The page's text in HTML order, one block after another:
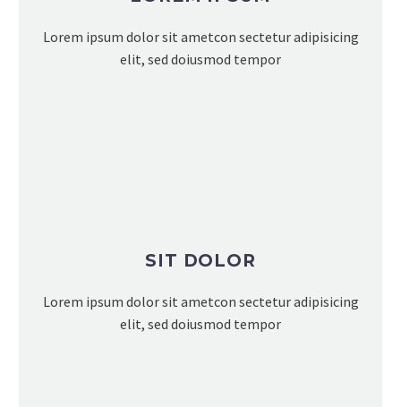
Lorem ipsum dolor sit ametcon sectetur adipisicing
elit, sed doiusmod tempor
SIT DOLOR
Lorem ipsum dolor sit ametcon sectetur adipisicing
elit, sed doiusmod tempor